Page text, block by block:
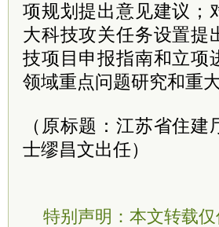
项规划提出意见建议；
大科技攻关任务设置提
技项目申报指南和立项
领域重点问题研究和重
（原标题：江苏省住
士缪昌文出任）
特别声明：本文转载